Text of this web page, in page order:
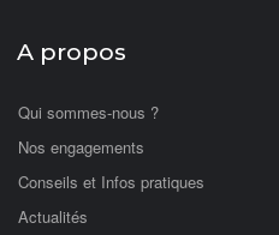
A propos
Qui sommes-nous ?
Nos engagements
Conseils et Infos pratiques
Actualités